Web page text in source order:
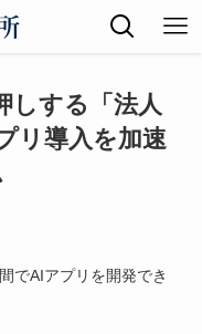
しする「法人
リ導入を加速
でAIアプリを開発でき